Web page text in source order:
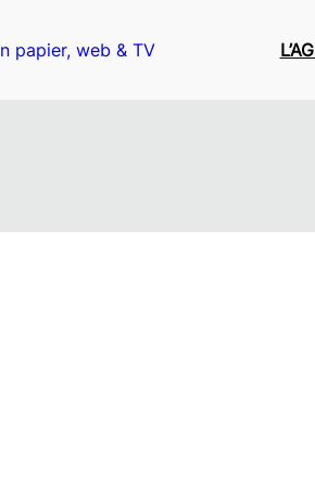
papier, web & TV